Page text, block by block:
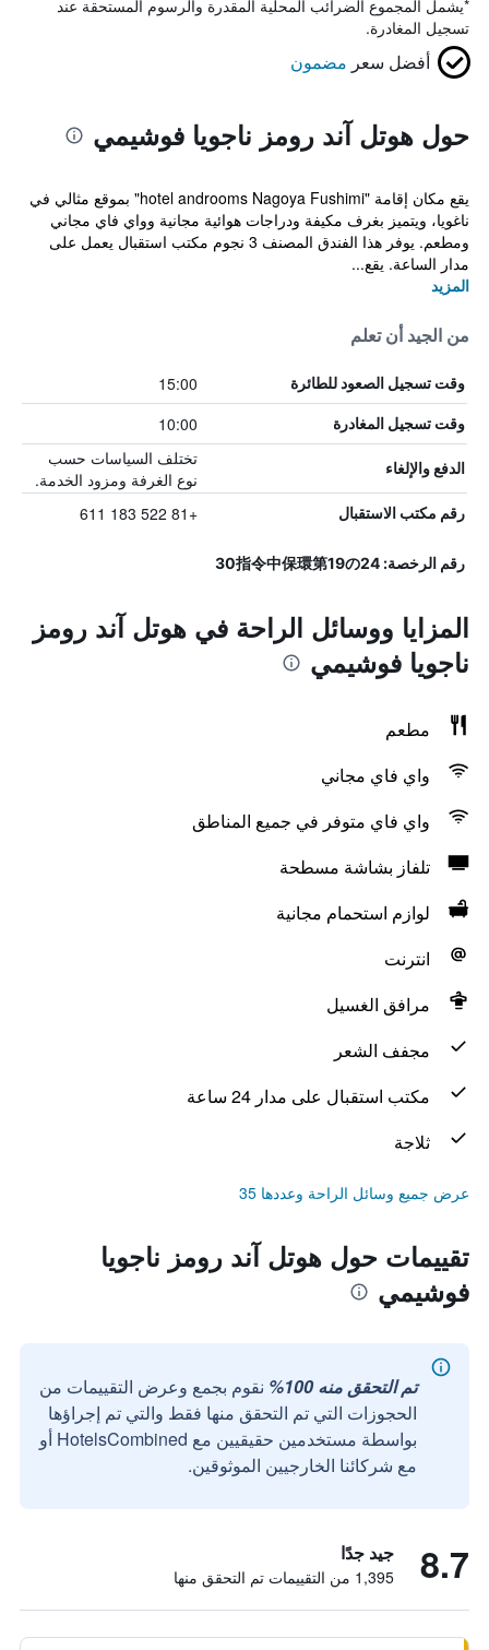
*يشمل المجموع الضرائب المحلية المقدرة والرسوم المستحقة عند
تسجيل المغادرة.
أفضل سعر مضمون
حول هوتل آند رومز ناجويا فوشيمي
يقع مكان إقامة "hotel androoms Nagoya Fushimi" بموقع مثالي في
ناغويا، ويتميز بغرف مكيفة ودراجات هوائية مجانية وواي فاي مجاني
ومطعم. يوفر هذا الفندق المصنف 3 نجوم مكتب استقبال يعمل على
مدار الساعة. يقع...
المزيد
من الجيد أن تعلم
وقت تسجيل الصعود للطائرة 15:00
وقت تسجيل المغادرة 10:00
الدفع والإلغاء
تختلف السياسات حسب
نوع الغرفة ومزود الخدمة.
رقم مكتب الاستقبال +81 522 183 611
رقم الرخصة: 30指令中保環第19の24
المزايا ووسائل الراحة في هوتل آند رومز
ناجويا فوشيمي
مطعم
واي فاي مجاني
واي فاي متوفر في جميع المناطق
تلفاز بشاشة مسطحة
لوازم استحمام مجانية
انترنت
مرافق الغسيل
مجفف الشعر
مكتب استقبال على مدار 24 ساعة
ثلاجة
عرض جميع وسائل الراحة وعددها 35
تقييمات حول هوتل آند رومز ناجويا
فوشيمي
تم التحقق منه 100%
نقوم بجمع وعرض التقييمات من
الحجوزات التي تم التحقق منها فقط والتي تم إجراؤها
بواسطة مستخدمين حقيقيين مع HotelsCombined أو
مع شركائنا الخارجيين الموثوقين.
8.7 جيد جدًا
1,395 من التقييمات تم التحقق منها